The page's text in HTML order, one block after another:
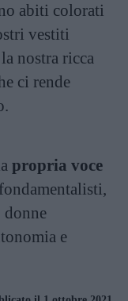
abiti colorati
vestiti
nostra ricca
ci rende
propria voce
donne
e